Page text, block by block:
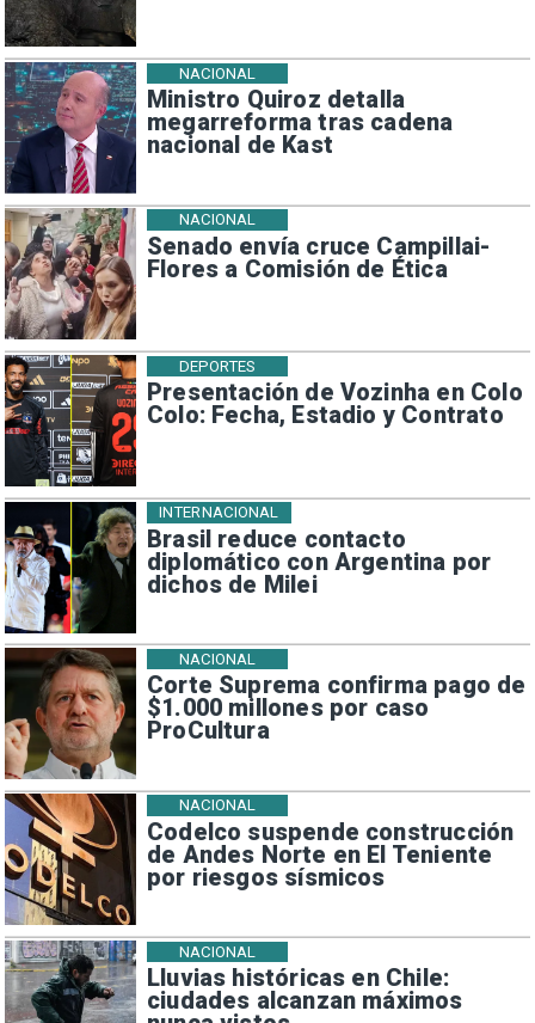
Ministro Quiroz detalla
megarreforma tras cadena
nacional de Kast
NACIONAL
Senado envía cruce Campillai-
Flores a Comisión de Ética
NACIONAL
Presentación de Vozinha en Colo
Colo: Fecha, Estadio y Contrato
DEPORTES
Brasil reduce contacto
diplomático con Argentina por
dichos de Milei
INTERNACIONAL
Corte Suprema confirma pago de
$1.000 millones por caso
ProCultura
NACIONAL
Codelco suspende construcción
de Andes Norte en El Teniente
por riesgos sísmicos
NACIONAL
Lluvias históricas en Chile:
ciudades alcanzan máximos
NACIONAL